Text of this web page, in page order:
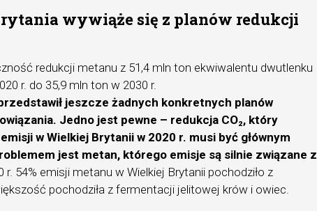
wywiąże się z planów redukcji
redukcji metanu z 51,4 mln ton ekwiwalentu dwutlenku
r. do 35,9 mln ton w 2030 r.
jeszcze żadnych konkretnych planów
Jedno jest pewne – redukcja CO₂, który
w Wielkiej Brytanii w 2020 r. musi być głównym
jest metan, którego emisje są silnie związane z
r. 54% emisji metanu w Wielkiej Brytanii pochodziło z
pochodziła z fermentacji jelitowej krów i owiec.